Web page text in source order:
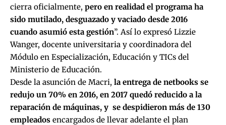
cierra oficialmente, pero en realidad el programa ha
sido mutilado, desguazado y vaciado desde 2016
cuando asumió esta gestión”. Así lo expresó Lizzie
Wanger, docente universitaria y coordinadora del
Módulo en Especialización, Educación y TICs del
Ministerio de Educación.
Desde la asunción de Macri, la entrega de netbooks se
redujo un 70% en 2016, en 2017 quedó reducido a la
reparación de máquinas, y se despidieron más de 130
empleados encargados de llevar adelante el plan